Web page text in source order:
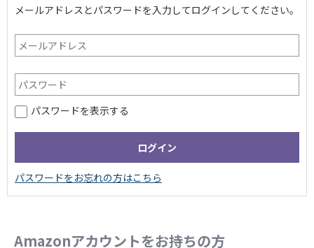
メールアドレスとパスワードを入力してログインしてください。
パスワードを表示する
Amazonアカウントをお持ちの方